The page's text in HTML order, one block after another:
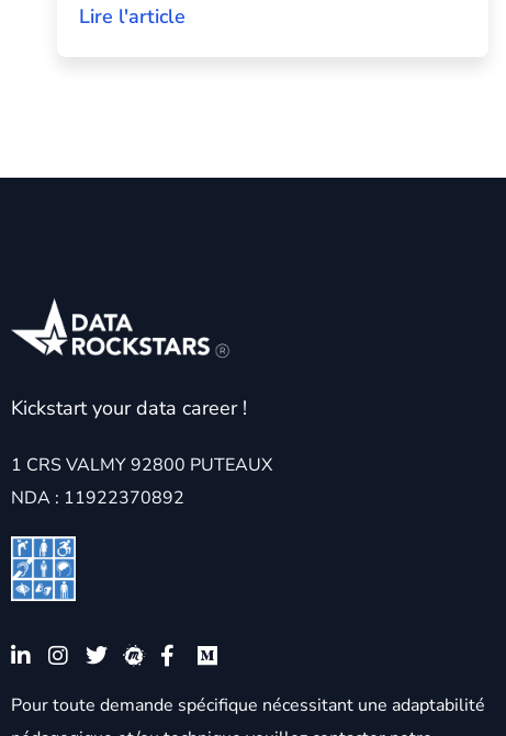
Lire l'article
Kickstart your data career !
1 CRS VALMY 92800 PUTEAUX
NDA : 11922370892
Pour toute demande spécifique nécessitant une adaptabilité